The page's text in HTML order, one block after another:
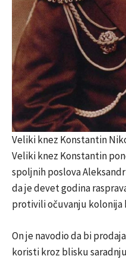
Veliki knez Konstantin
Veliki knez Konstantin
spoljnih poslova
da je devet godina
protivili očuvanju kolonija
On je navodio da bi
koristi kroz blisku